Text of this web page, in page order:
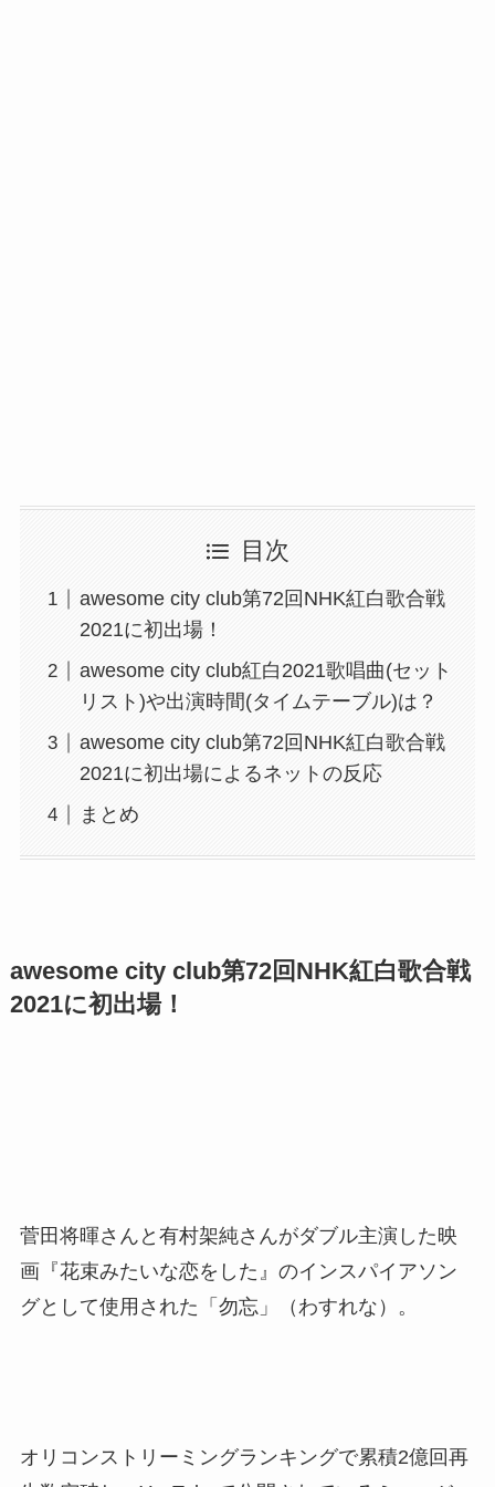
目次
awesome city club第72回NHK紅白歌合戦
2021に初出場！
awesome city club紅白2021歌唱曲(セット
リスト)や出演時間(タイムテーブル)は？
awesome city club第72回NHK紅白歌合戦
2021に初出場によるネットの反応
まとめ
awesome city club第72回NHK紅白歌合戦
2021に初出場！
菅田将暉さんと有村架純さんがダブル主演した映
画『花束みたいな恋をした』のインスパイアソン
グとして使用された「勿忘」（わすれな）。
オリコンストリーミングランキングで累積2億回再